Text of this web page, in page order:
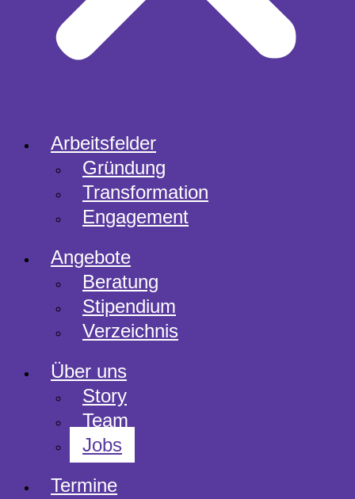
Arbeitsfelder
Gründung
Transformation
Engagement
Angebote
Beratung
Stipendium
Verzeichnis
Über uns
Story
Team
Jobs
Termine